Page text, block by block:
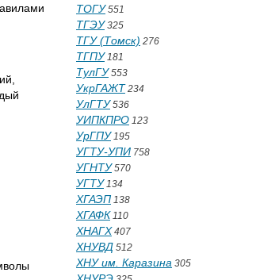
ТОГУ551
ТГЭУ325
ТГУ (Томск) 276
ТГПУ181
ТулГУ553
УкрГАЖТ 234
УлГТУ536
УИПКПРО 123
УрГПУ195
УГТУ-УПИ 758
УГНТУ570
УГТУ134
ХГАЭП 138
ХГАФК 110
ХНАГХ 407
ХНУВД 512
ХНУ им. Каразина 305